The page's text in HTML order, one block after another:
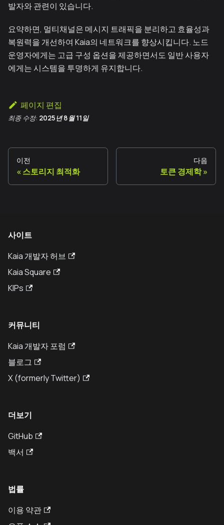
발자와 관련이 있습니다.
요약하면, 멀티채널은 메시지 트래픽을 분리하고 효율성과
복원력을 개선하여 Kaia의 네트워크를 향상시킵니다. 노드
운영자에게는 고급 구성 옵션을 제공하면서도 일반 사용자
에게는 시스템을 투명하게 유지합니다.
페이지 편집
최종 수정: 2025년 8월 11일
이전
스토리지 최적화
다음
토큰 경제학
사이트
Kaia 개발자 허브
Kaia Square
KIPs
커뮤니티
Kaia 개발자 포럼
블로그
X (formerly Twitter)
더보기
GitHub
백서
법률
이용 약관